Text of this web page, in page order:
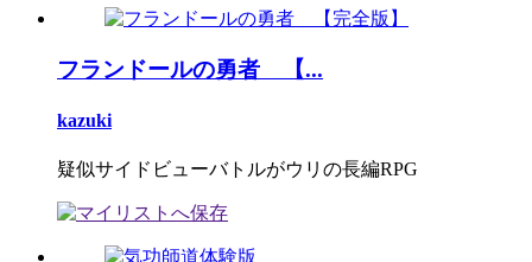
フランドールの勇者 【...
kazuki
疑似サイドビューバトルがウリの長編RPG